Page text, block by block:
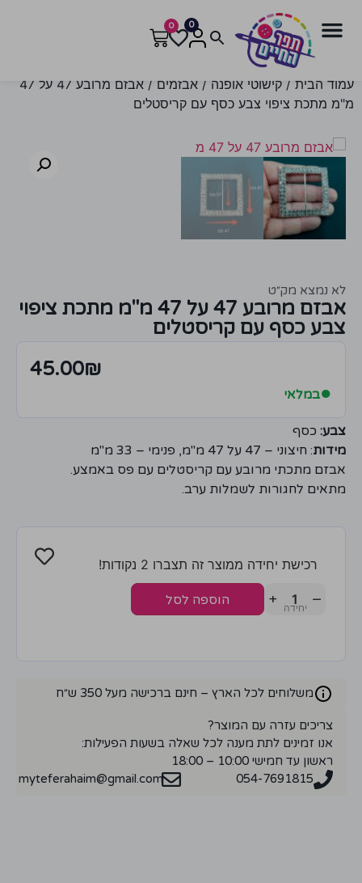
0
0
עמוד הבית / קישוטי אופנה / אבזמים
/ אבזם מרובע 47 על 47
מ"מ מתכת ציפוי צבע כסף עם קריסטלים
לא נמצא מק״ט
אבזם מרובע 47 על 47 מ"מ מתכת ציפוי
צבע כסף עם קריסטלים
45.00₪
●במלאי
צבע: כסף
מידות: חיצוני – 47 על 47 מ"מ, פנימי – 33 מ"מ
אבזם מתכתי מרובע עם קריסטלים עם פס באמצע.
מתאים לחגורות לשמלות ערב.
רכישת יחידה ממוצר זה תצברו 2 נקודות!
−
+ הוספה לסל
משלוחים לכל הארץ – חינם ברכישה מעל 350 ש״ח
צריכים עזרה עם המוצר?
אנו זמינים לתת מענה לכל שאלה בשעות הפעילות:
ראשון עד חמישי 10:00 – 18:00
054-7691815
myteferahaim@gmail.com